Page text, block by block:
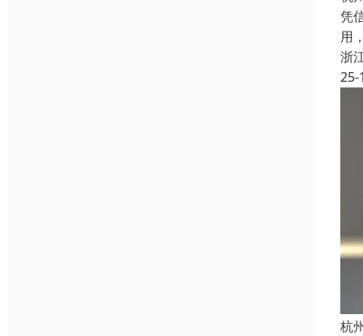
凭
用
浙
25-
杭